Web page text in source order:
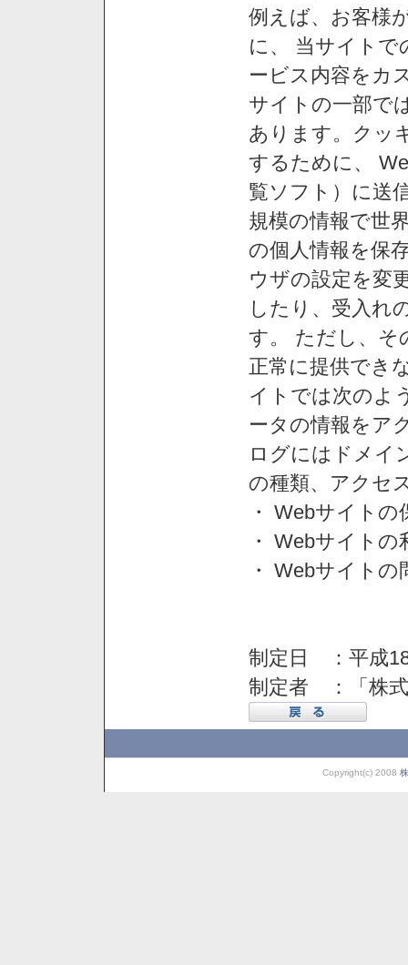
例えば、お客様
に、 当サイトで
ービス内容をカ
サイトの一部で
あります。クッ
するために、
覧ソフト）に送
規模の情報で世
の個人情報を保
ウザの設定を変
したり、受入れ
す。 ただし、そ
正常に提供でき
イトでは次のよ
ータの情報をア
ログにはドメイ
の種類、アクセ
・ Webサイトの
・ Webサイト
・ Webサイト
制定日 ：平成
制定者 ：「株
Copyright(c) 2008